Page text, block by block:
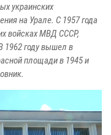
украинских
на Урале. С 1957 года
войсках МВД СССР,
1962 году вышел в
площади в 1945 и